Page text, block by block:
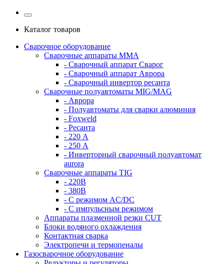
Каталог товаров
Сварочное оборудование
Сварочные аппараты MMA
- Сварочный аппарат Сварог
- Сварочный аппарат Аврора
- Сварочный инвертор ресанта
Сварочные полуавтоматы MIG/MAG
- Аврора
- Полуавтоматы для сварки алюминия
- Foxweld
- Ресанта
- 220 А
- 250 А
- Инверторный сварочный полуавтомат
aurora
Сварочные аппараты TIG
- 220В
- 380В
- С режимом AC/DC
- С импульсным режимом
Аппараты плазменной резки CUT
Блоки водяного охлаждения
Контактная сварка
Электропечи и термопеналы
Газосварочное оборудование